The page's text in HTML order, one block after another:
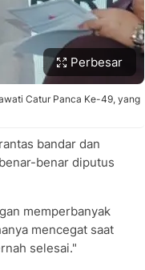
Perbesar
Catur Panca Ke-49, yang
bandar dan
benar diputus
memperbanyak
mencegat saat
selesai."